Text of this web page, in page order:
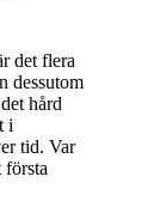
det flera
dessutom
hård
i
tid. Var